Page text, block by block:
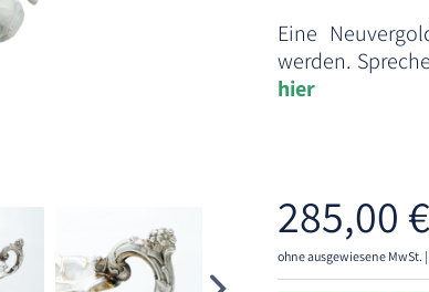
Eine
werden.
hier
285,00 €
ohne ausgewiesene MwSt.